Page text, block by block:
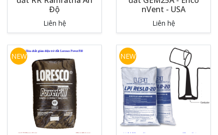
Độ
Liên hệ
nVent - USA
Liên hệ
NEW NEW